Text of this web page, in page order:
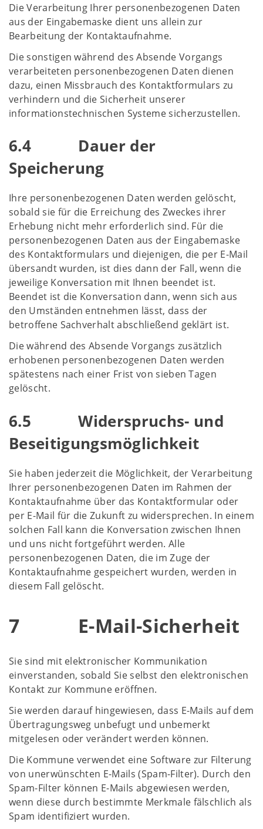
Die Verarbeitung Ihrer personenbezogenen Daten
aus der Eingabemaske dient uns allein zur
Bearbeitung der Kontaktaufnahme.
Die sonstigen während des Absende Vorgangs
verarbeiteten personenbezogenen Daten dienen
dazu, einen Missbrauch des Kontaktformulars zu
verhindern und die Sicherheit unserer
informationstechnischen Systeme sicherzustellen.
6.4 Dauer der
Speicherung
Ihre personenbezogenen Daten werden gelöscht,
sobald sie für die Erreichung des Zweckes ihrer
Erhebung nicht mehr erforderlich sind. Für die
personenbezogenen Daten aus der Eingabemaske
des Kontaktformulars und diejenigen, die per E-Mail
übersandt wurden, ist dies dann der Fall, wenn die
jeweilige Konversation mit Ihnen beendet ist.
Beendet ist die Konversation dann, wenn sich aus
den Umständen entnehmen lässt, dass der
betroffene Sachverhalt abschließend geklärt ist.
Die während des Absende Vorgangs zusätzlich
erhobenen personenbezogenen Daten werden
spätestens nach einer Frist von sieben Tagen
gelöscht.
6.5 Widerspruchs- und
Beseitigungsmöglichkeit
Sie haben jederzeit die Möglichkeit, der Verarbeitung
Ihrer personenbezogenen Daten im Rahmen der
Kontaktaufnahme über das Kontaktformular oder
per E-Mail für die Zukunft zu widersprechen. In einem
solchen Fall kann die Konversation zwischen Ihnen
und uns nicht fortgeführt werden. Alle
personenbezogenen Daten, die im Zuge der
Kontaktaufnahme gespeichert wurden, werden in
diesem Fall gelöscht.
7 E-Mail-Sicherheit
Sie sind mit elektronischer Kommunikation
einverstanden, sobald Sie selbst den elektronischen
Kontakt zur Kommune eröffnen.
Sie werden darauf hingewiesen, dass E-Mails auf dem
Übertragungsweg unbefugt und unbemerkt
mitgelesen oder verändert werden können.
Die Kommune verwendet eine Software zur Filterung
von unerwünschten E-Mails (Spam-Filter). Durch den
Spam-Filter können E-Mails abgewiesen werden,
wenn diese durch bestimmte Merkmale fälschlich als
Spam identifiziert wurden.